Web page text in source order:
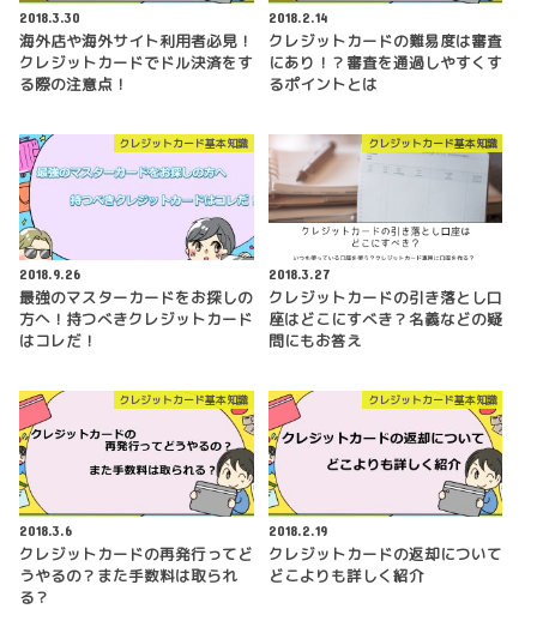
2018.3.30
海外店や海外サイト利用者必見！
クレジットカードでドル決済をす
る際の注意点！
2018.2.14
クレジットカードの難易度は審査
にあり！？審査を通過しやすくす
るポイントとは
クレジットカード基本知識
2018.9.26
最強のマスターカードをお探しの
方へ！持つべきクレジットカード
はコレだ！
クレジットカード基本知識
2018.3.27
クレジットカードの引き落とし口
座はどこにすべき？名義などの疑
問にもお答え
クレジットカード基本知識
2018.3.6
クレジットカードの再発行ってど
うやるの？また手数料は取られ
る？
クレジットカード基本知識
2018.2.19
クレジットカードの返却について
どこよりも詳しく紹介